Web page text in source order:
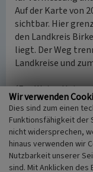
Auf der Karte von
sichtbar. Hier
den Landkreis
liegt. Der Weg
Landkreise und
(Fee Weiss,
Literatur
Landesamt für
Wir verwenden
Dies sind zum einen
Funktionsfähigkeit der
nicht widersprechen,
hinaus verwenden wir
Nutzbarkeit unserer
sind. Mit Anklicken des